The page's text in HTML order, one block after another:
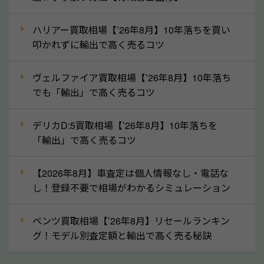
なら廃車の車も適正価格で買取できます。他社で買取
拒否となった車も価格がつく可能性があるので、諦め
でも高価買取が可能なケースは珍しくないため、まず
はWebで簡単にできる無料査定をお試しください。
実績」で確認できます。
⑤車内の簡単な清掃で買取価格アップも！
しばらく乗っていない車は、車内のシートや座席の下
が汚れていることも多いです。シミや汚れが付着して
す。車内の汚れは簡単な清掃だけで取り除けることも
多いため、査定前にチェックして、清掃をしておくの
ハリアー買取相場【’26年8月】10年落ちを買い
叩かれずに輸出で高く売るコツ
ヴェルファイア買取相場【’26年8月】10年落ち
でも「輸出」で高く売るコツ
デリカD:5買取相場【’26年8月】10年落ちを
「輸出」で高く売るコツ
【2026年8月】車査定は個人情報なし・電話な
し！登録不要で相場がわかるシミュレーション
ベンツ買取相場【’26年8月】リセールランキン
グ！モデル別査定額と輸出で高く売る秘訣